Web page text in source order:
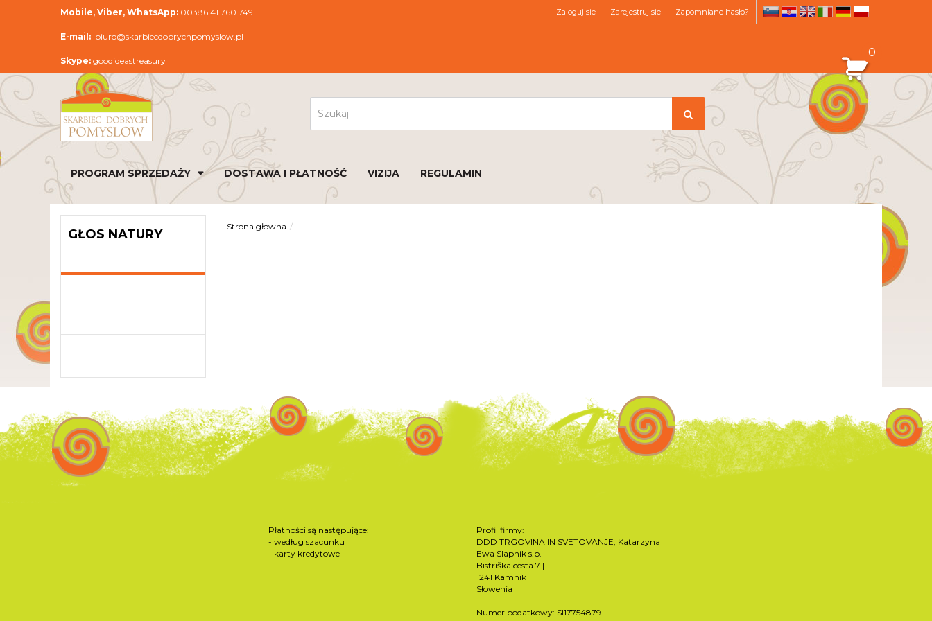
sl hr en de pl
Zaloguj sie Zarejestruj sie Zapomniane hasło?
0
Mobile, Viber, WhatsApp: 00386 41 760 749
E-mail: biuro@skarbiecdobrychpomyslow.pl
Skype: goodideastreasury
PROGRAM SPRZEDAŻY DOSTAWA I PŁATNOŚĆ VIZIJA REGULAMIN
GŁOS NATURY
Strona głowna
Płatności są następujące:
- według szacunku
- karty kredytowe
Profil firmy:
DDD TRGOVINA IN SVETOVANJE, Katarzyna
Ewa Slapnik s.p.
Bistriška cesta 7 |
1241 Kamnik
Słowenia
Numer podatkowy: SI17754879